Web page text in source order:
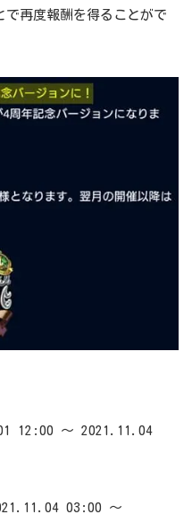
で再度報酬を得ることがで
12:00 ～ 2021.11.04
03:00 ～